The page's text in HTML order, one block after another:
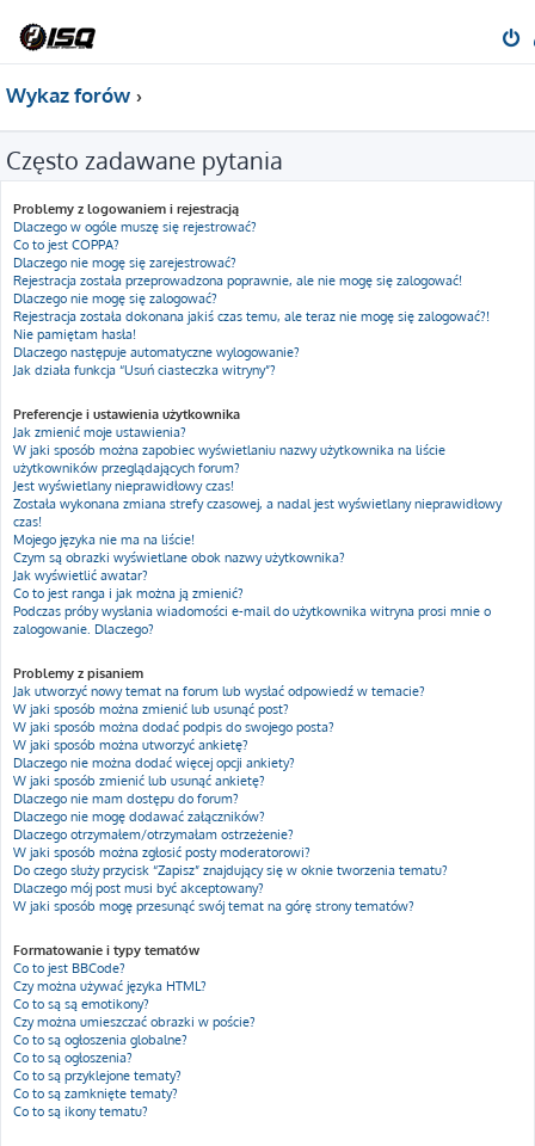
Wykaz forów
Często zadawane pytania
Problemy z logowaniem i rejestracją
Dlaczego w ogóle muszę się rejestrować?
Co to jest COPPA?
Dlaczego nie mogę się zarejestrować?
Rejestracja została przeprowadzona poprawnie, ale nie mogę się zalogować!
Dlaczego nie mogę się zalogować?
Rejestracja została dokonana jakiś czas temu, ale teraz nie mogę się zalogować?!
Nie pamiętam hasła!
Dlaczego następuje automatyczne wylogowanie?
Jak działa funkcja “Usuń ciasteczka witryny”?
Preferencje i ustawienia użytkownika
Jak zmienić moje ustawienia?
W jaki sposób można zapobiec wyświetlaniu nazwy użytkownika na liście
użytkowników przeglądających forum?
Jest wyświetlany nieprawidłowy czas!
Została wykonana zmiana strefy czasowej, a nadal jest wyświetlany nieprawidłowy
czas!
Mojego języka nie ma na liście!
Czym są obrazki wyświetlane obok nazwy użytkownika?
Jak wyświetlić awatar?
Co to jest ranga i jak można ją zmienić?
Podczas próby wysłania wiadomości e-mail do użytkownika witryna prosi mnie o
zalogowanie. Dlaczego?
Problemy z pisaniem
Jak utworzyć nowy temat na forum lub wysłać odpowiedź w temacie?
W jaki sposób można zmienić lub usunąć post?
W jaki sposób można dodać podpis do swojego posta?
W jaki sposób można utworzyć ankietę?
Dlaczego nie można dodać więcej opcji ankiety?
W jaki sposób zmienić lub usunąć ankietę?
Dlaczego nie mam dostępu do forum?
Dlaczego nie mogę dodawać załączników?
Dlaczego otrzymałem/otrzymałam ostrzeżenie?
W jaki sposób można zgłosić posty moderatorowi?
Do czego służy przycisk “Zapisz” znajdujący się w oknie tworzenia tematu?
Dlaczego mój post musi być akceptowany?
W jaki sposób mogę przesunąć swój temat na górę strony tematów?
Formatowanie i typy tematów
Co to jest BBCode?
Czy można używać języka HTML?
Co to są są emotikony?
Czy można umieszczać obrazki w poście?
Co to są ogłoszenia globalne?
Co to są ogłoszenia?
Co to są przyklejone tematy?
Co to są zamknięte tematy?
Co to są ikony tematu?